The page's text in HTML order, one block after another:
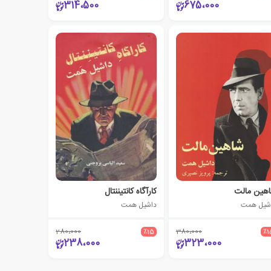
675،000 314،500
مالت
همت
380،000
323،000
کارآگاه کانتیننتال
داشیل همت
٪15 280،000
238،000